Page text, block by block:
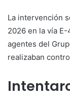
La intervención
2026 en la vía
agentes del
realizaban